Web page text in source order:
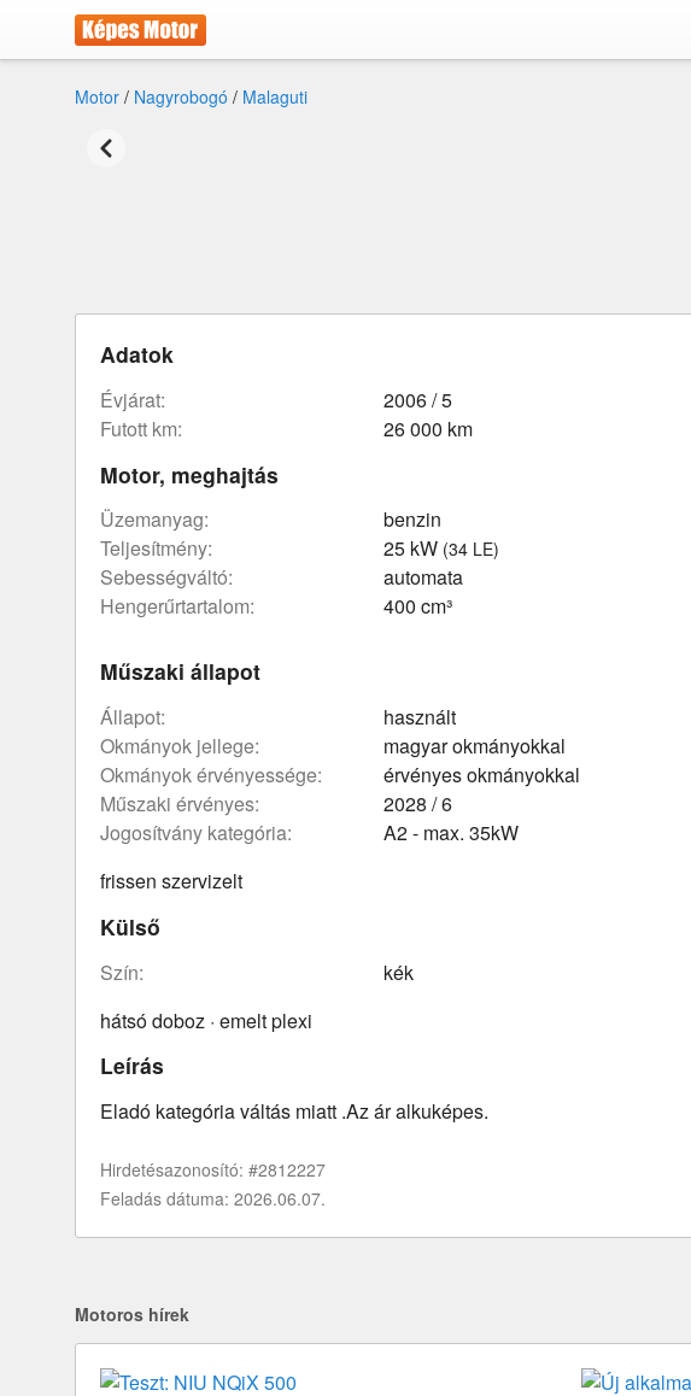
Motor / Nagyrobogó / Malaguti
Adatok
évjárat:
2006 / 5
futott km:
26 000 km
Motor, meghajtás
üzemanyag:
benzin
teljesítmény:
25 kW (34 LE)
sebességváltó:
automata
hengerűrtartalom:
400 cm³
Műszaki állapot
állapot:
használt
okmányok jellege:
magyar okmányokkal
okmányok érvényessége:
érvényes okmányokkal
műszaki érvényes:
2028 / 6
Jogosítvány kategória:
A2 - max. 35kW
frissen szervizelt
Külső
szín:
kék
hátsó doboz · emelt plexi
Leírás
Eladó kategória váltás miatt .Az ár alkuképes.
Hirdetésazonosító: #2812227
Feladás dátuma: 2026.06.07.
Motoros hírek